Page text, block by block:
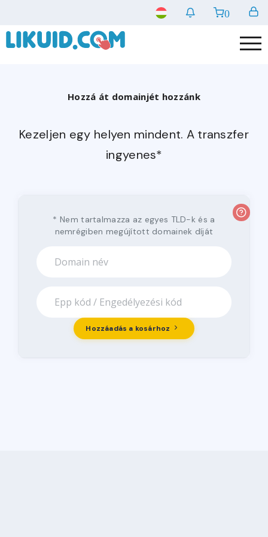
0
Hozzá át domainjét hozzánk
Kezeljen egy helyen mindent. A transzfer
ingyenes*
* Nem tartalmazza az egyes TLD-k és a
nemrégiben megújított domainek díját
Hozzáadás a kosárhoz